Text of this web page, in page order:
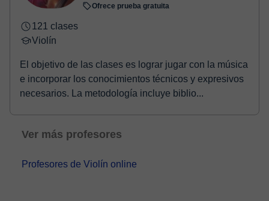
Ofrece prueba gratuita
121 clases
Violín
El objetivo de las clases es lograr jugar con la música
e incorporar los conocimientos técnicos y expresivos
necesarios. La metodología incluye biblio...
Ver más profesores
Profesores de Violín online